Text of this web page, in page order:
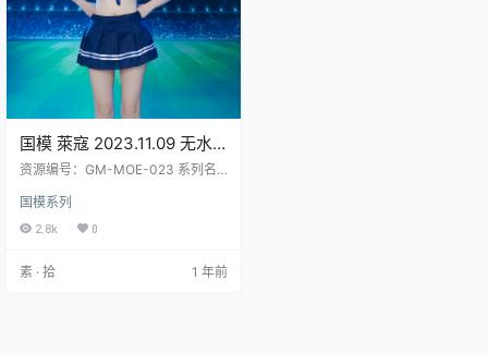
国模 萊寇 2023.11.09 无水
印 4K私拍写真视图296P1V
资源编号：GM-MOE-023 系列名
大小：2.44GB 预览图经过裁剪压
缩，包内为原图无水印 解压说明：
问题说明 资源请获取后不要在线解
国模系列
2.8k 0
素 · 拾 1 年前